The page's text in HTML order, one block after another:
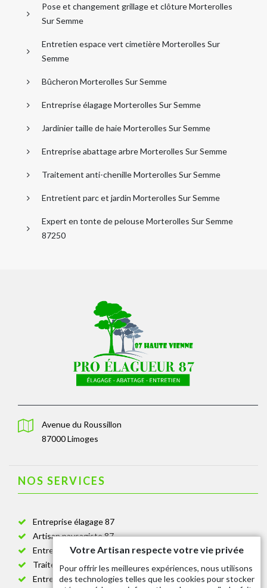
Pose et changement grillage et clôture Morterolles
Sur Semme
Entretien espace vert cimetière Morterolles Sur
Semme
Bûcheron Morterolles Sur Semme
Entreprise élagage Morterolles Sur Semme
Jardinier taille de haie Morterolles Sur Semme
Entreprise abattage arbre Morterolles Sur Semme
Traitement anti-chenille Morterolles Sur Semme
Entretient parc et jardin Morterolles Sur Semme
Expert en tonte de pelouse Morterolles Sur Semme
87250
Avenue du Roussillon
87000 Limoges
NOS SERVICES
Entreprise élagage 87
Artisan paysagiste 87
Entreprise de jardinage 87
Traitement anti-chenille 87
Entreprise abattage arbre 87
Votre Artisan respecte votre vie privée
Pour offrir les meilleures expériences, nous utilisons
des technologies telles que les cookies pour stocker